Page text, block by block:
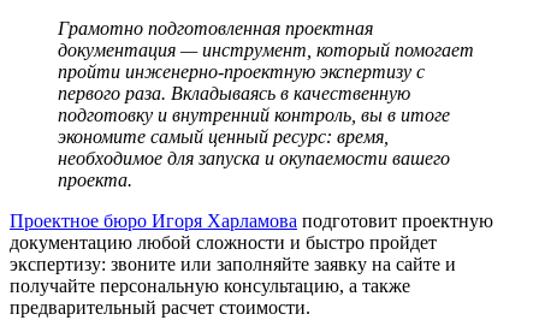
Грамотно подготовленная проектная
документация — инструмент, который помогает
пройти инженерно-проектную экспертизу с
первого раза. Вкладываясь в качественную
подготовку и внутренний контроль, вы в итоге
экономите самый ценный ресурс: время,
необходимое для запуска и окупаемости вашего
проекта.
Проектное бюро Игоря Харламова подготовит проектную
документацию любой сложности и быстро пройдет
экспертизу: звоните или заполняйте заявку на сайте и
получайте персональную консультацию, а также
предварительный расчет стоимости.